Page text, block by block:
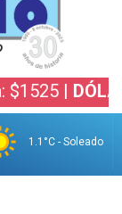
|DÓLAR
1.1°C - Soleado